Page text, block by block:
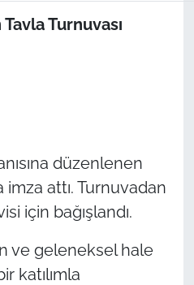
Turnuvası
düzenlenen
imza attı. Turnuvadan
için bağışlandı.
ve geleneksel hale
katılımla